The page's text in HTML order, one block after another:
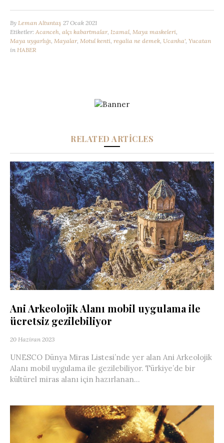
By Leman Altuntaş 27 Ocak 2021
Etiketler: Acanceh alçı kabartmalar, Izamal Maya maskeleri
Maya uygarlığı Mayalar, Motul kenti regalia ne demek Ucanha' Yucatan
in HABER
RELATED ARTICLES
Ani Arkeolojik Alanı mobil uygulama ile
ücretsiz gezilebiliyor
20 Haziran 2023
UNESCO Dünya Miras Listesi’nde yer alan Ani Arkeolojik
Alanı mobil uygulama ile gezilebiliyor. Türkiye’de bir
kültürel miras alanı için hazırlanan...